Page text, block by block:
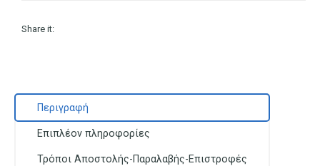
Share it:
Περιγραφή
Επιπλέον πληροφορίες
Τρόποι Αποστολής-Παραλαβής-Επιστροφές